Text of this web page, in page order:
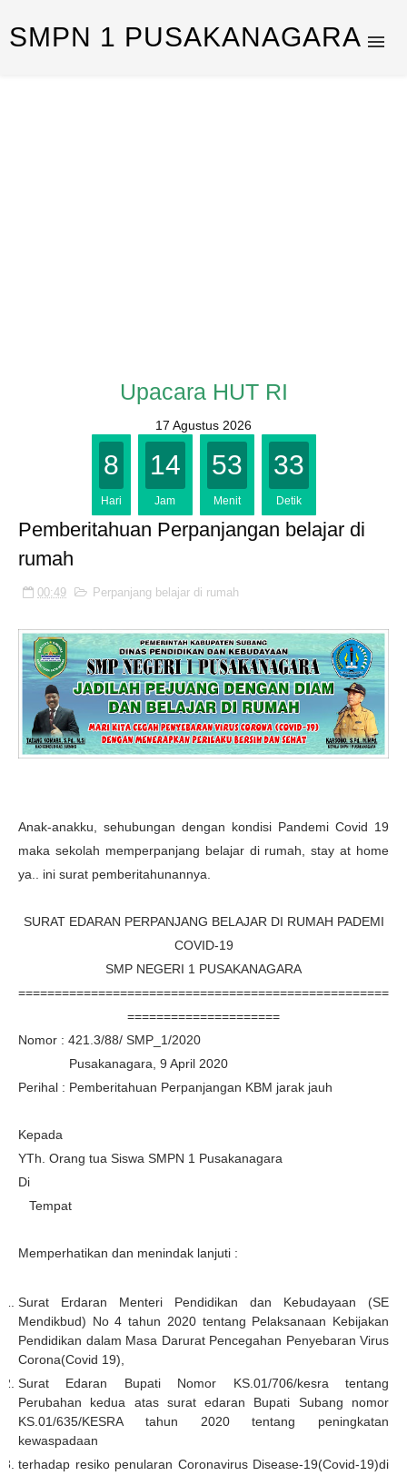
SMPN 1 PUSAKANAGARA
Upacara HUT RI
17 Agustus 2026
8
Hari
14
Jam
53
Menit
32
Detik
Pemberitahuan Perpanjangan belajar di
rumah
00:49 Perpanjang belajar di rumah
Anak-anakku, sehubungan dengan kondisi Pandemi Covid 19
maka sekolah memperpanjang belajar di rumah, stay at home
ya.. ini surat pemberitahunannya.
SURAT EDARAN PERPANJANG BELAJAR DI RUMAH PADEMI
COVID-19
SMP NEGERI 1 PUSAKANAGARA
===================================================
=====================
Nomor : 421.3/88/ SMP_1/2020
Pusakanagara, 9 April 2020
Perihal : Pemberitahuan Perpanjangan KBM jarak jauh
Kepada
YTh. Orang tua Siswa SMPN 1 Pusakanagara
Di
Tempat
Memperhatikan dan menindak lanjuti :
Surat Erdaran Menteri Pendidikan dan Kebudayaan (SE
Mendikbud) No 4 tahun 2020 tentang Pelaksanaan Kebijakan
Pendidikan dalam Masa Darurat Pencegahan Penyebaran Virus
Corona(Covid 19),
Surat Edaran Bupati Nomor KS.01/706/kesra tentang
Perubahan kedua atas surat edaran Bupati Subang nomor
KS.01/635/KESRA tahun 2020 tentang peningkatan
kewaspadaan
terhadap resiko penularan Coronavirus Disease-19(Covid-19)di